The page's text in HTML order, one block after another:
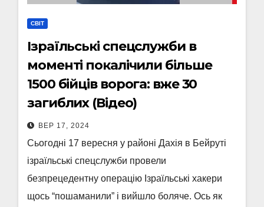
СВІТ
Ізраїльські спецслужби в
моменті покалічили більше
1500 бійців ворога: вже 30
загиблих (Відео)
ВЕР 17, 2024
Сьогодні 17 вересня у районі Дахія в Бейруті
ізраїльські спецслужби провели
безпрецедентну операцію Ізраїльські хакери
щось “пошаманили” і вийшло боляче. Ось як